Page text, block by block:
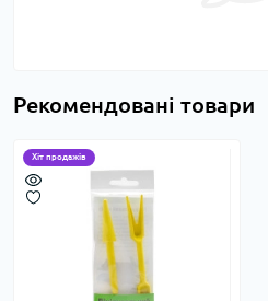
Рекомендовані товари
Хіт продажів